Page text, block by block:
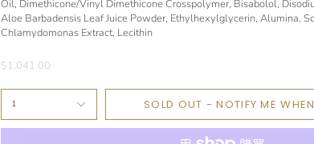
Oil, Dimethicone/Vinyl Dimethicone Crosspolymer, Bisabolol,
Aloe Barbadensis Leaf Juice Powder, Ethylhexylglycerin, Alumina,
Chlamydomonas Extract, Lecithin
$1,041.00
1 SOLD OUT - NOTIFY ME